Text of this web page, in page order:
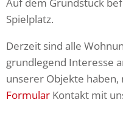
Spielplatz.
Derzeit sind alle
grundlegend Interesse
unserer Objekte
Formular Kontakt mit